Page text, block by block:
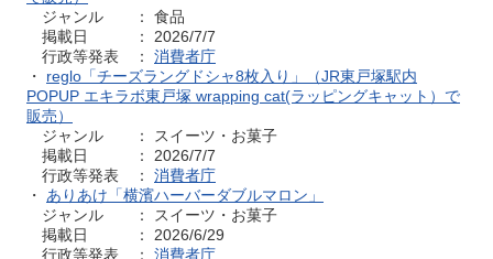
ジャンル ： 食品
掲載日 ： 2026/7/7
行政等発表 ： 消費者庁
・ reglo「チーズラングドシャ8枚入り」（JR東戸塚駅内
POPUP エキラボ東戸塚 wrapping cat(ラッピングキャット）で
販売）
ジャンル ： スイーツ・お菓子
掲載日 ： 2026/7/7
行政等発表 ： 消費者庁
・ ありあけ「横濱ハーバーダブルマロン」
ジャンル ： スイーツ・お菓子
掲載日 ： 2026/6/29
行政等発表 ： 消費者庁